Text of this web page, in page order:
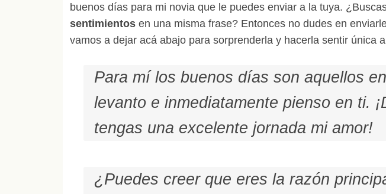
buenos días para mi novia que le puedes enviar a la tuya.
sentimientos en una misma frase? Entonces no dudes en
vamos a dejar acá abajo para sorprenderla y hacerla sentir única
Para mí los buenos días son aquellos
levanto e inmediatamente pienso en ti.
tengas una excelente jornada mi amor!
¿Puedes creer que eres la razón